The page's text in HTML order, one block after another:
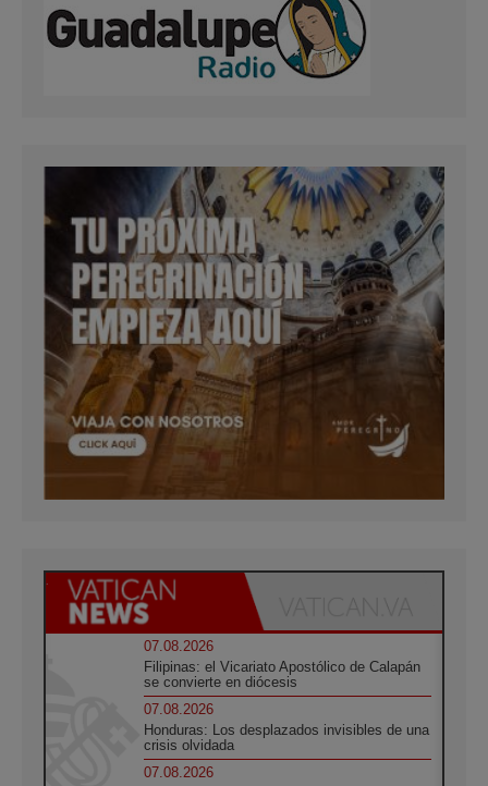
07.08.2026
Filipinas: el Vicariato Apostólico de Calapán
se convierte en diócesis
07.08.2026
Honduras: Los desplazados invisibles de una
crisis olvidada
07.08.2026